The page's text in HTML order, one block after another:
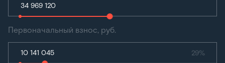
Первоначальный взнос, руб.
29%